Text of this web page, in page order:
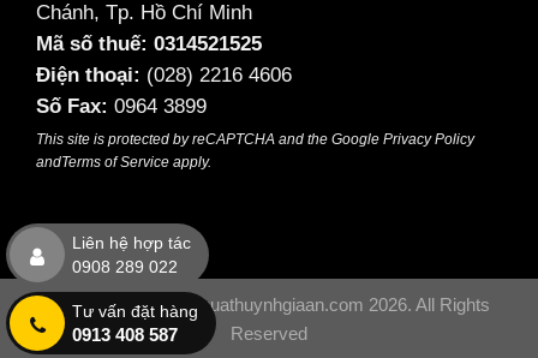
Chánh, Tp. Hồ Chí Minh
Mã số thuế: 0314521525
Điện thoại: (028) 2216 4606
Số Fax: 0964 3899
This site is protected by reCAPTCHA and the Google Privacy Policy
andTerms of Service apply.
Liên hệ hợp tác
0908 289 022
Tư vấn đặt hàng
0913 408 587
Copyright © satmythuathuynhgiaan.com 2026. All Rights
Reserved